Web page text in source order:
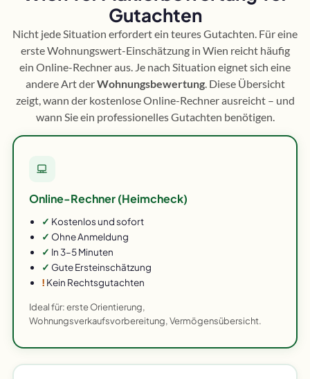
Gutachten
Nicht jede Situation erfordert ein teures Gutachten. Für eine
erste Wohnungswert-Einschätzung in Wien reicht häufig
ein Online-Rechner aus. Je nach Situation eignet sich eine
andere Art derWohnungsbewertung. Diese Übersicht
zeigt, wann der kostenlose Online-Rechner ausreicht – und
wann Sie ein professionelles Gutachten benötigen.
Online-Rechner (Heimcheck)
✓ Kostenlos und sofort
✓ Ohne Anmeldung
✓ In 3–5 Minuten
✓ Gute Ersteinschätzung
! Kein Rechtsgutachten
Ideal für: erste Orientierung,
Wohnungsverkaufsvorbereitung, Vermögensübersicht.